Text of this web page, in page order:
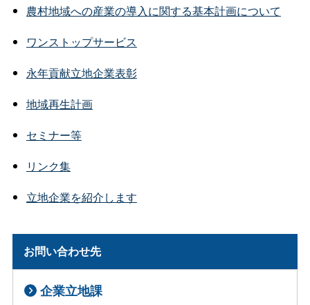
農村地域への産業の導入に関する基本計画について
ワンストップサービス
永年貢献立地企業表彰
地域再生計画
セミナー等
リンク集
立地企業を紹介します
お問い合わせ先
企業立地課